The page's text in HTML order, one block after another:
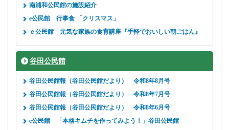
南浦和公民館の施設紹介
e公民館 行事食 「クリスマス」
ｅ公民館 元気な家族の食育講座『手軽でおいしい朝ごはん』
谷田公民館
谷田公民館報（谷田公民館だより） 令和8年8月号
谷田公民館報（谷田公民館だより） 令和8年7月号
谷田公民館報（谷田公民館だより） 令和8年6月号
e公民館 「本格キムチを作ってみよう！」谷田公民館